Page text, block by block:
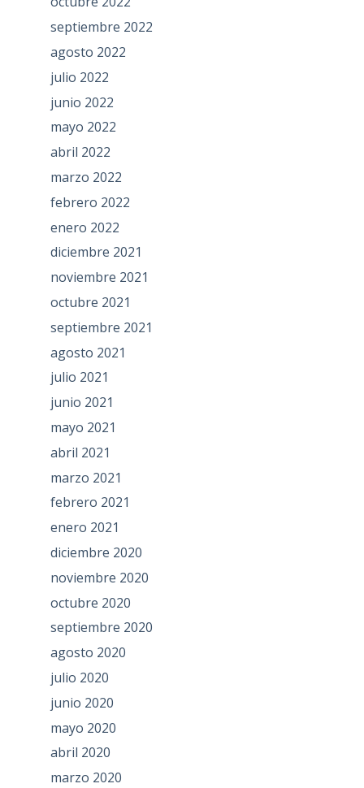
septiembre 2022
agosto 2022
julio 2022
junio 2022
mayo 2022
abril 2022
marzo 2022
febrero 2022
enero 2022
diciembre 2021
noviembre 2021
octubre 2021
septiembre 2021
agosto 2021
julio 2021
junio 2021
mayo 2021
abril 2021
marzo 2021
febrero 2021
enero 2021
diciembre 2020
noviembre 2020
octubre 2020
septiembre 2020
agosto 2020
julio 2020
junio 2020
mayo 2020
abril 2020
marzo 2020